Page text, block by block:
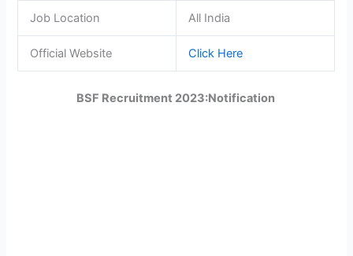
Job Location All India
Official Website Click Here
BSF Recruitment 2023:Notification